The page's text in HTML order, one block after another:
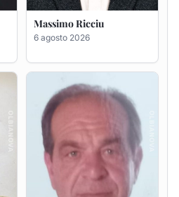
Renzo Murrai
5 agosto 2026